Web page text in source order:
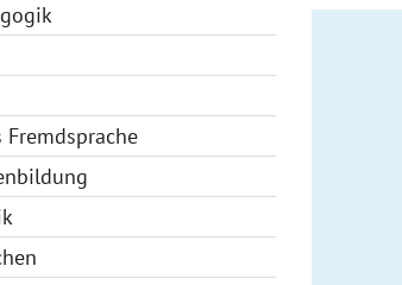
Fremdsprache